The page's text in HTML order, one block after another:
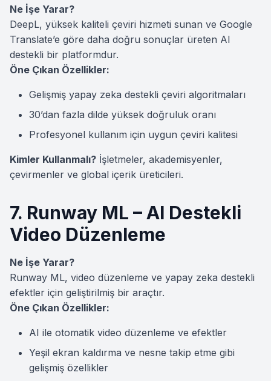
Ne İşe Yarar?
DeepL, yüksek kaliteli çeviri hizmeti sunan ve Google
Translate’e göre daha doğru sonuçlar üreten AI
destekli bir platformdur.
Öne Çıkan Özellikler:
Gelişmiş yapay zeka destekli çeviri algoritmaları
30’dan fazla dilde yüksek doğruluk oranı
Profesyonel kullanım için uygun çeviri kalitesi
Kimler Kullanmalı? İşletmeler, akademisyenler,
çevirmenler ve global içerik üreticileri.
7. Runway ML – AI Destekli
Video Düzenleme
Ne İşe Yarar?
Runway ML, video düzenleme ve yapay zeka destekli
efektler için geliştirilmiş bir araçtır.
Öne Çıkan Özellikler:
AI ile otomatik video düzenleme ve efektler
Yeşil ekran kaldırma ve nesne takip etme gibi
gelişmiş özellikler